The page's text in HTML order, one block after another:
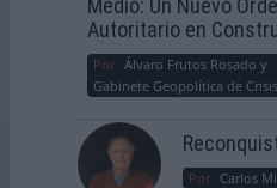
Autoritario en
Por Álvaro Frutos Rosado y
Gabinete Geopolítica de Crisis
Por Carlos